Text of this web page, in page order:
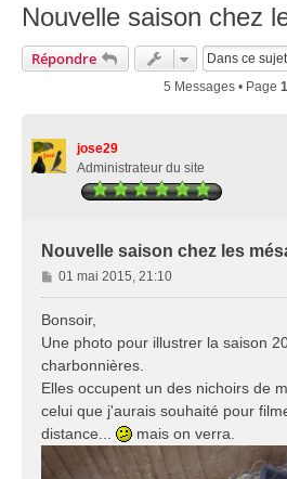
Nouvelle saison chez
Répondre
5 Messages • Page 1
jose29
Administrateur du site
Nouvelle saison chez les
M
e
s
g
e
01 mai 2015, 21:10
Bonsoir,
Une photo pour illustrer la saison
charbonnières.
Elles occupent un des nichoirs de
celui que j'aurais souhaité pour
distance...
mais on verra.